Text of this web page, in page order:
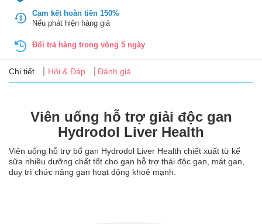
nhà
Tin
Cam kết hoàn tiền 150%
Nếu phát hiện hàng giả
Đổi trả hàng trong vòng 5 ngày
Chi tiết Hỏi & Đáp Đánh giá
Viên uống hỗ trợ giải độc gan
Hydrodol Liver Health
Viên uống hỗ trợ bổ gan Hydrodol Liver Health chiết xuất từ kế
sữa nhiều dưỡng chất tốt cho gan hỗ trợ thải độc gan, mát gan,
duy trì chức năng gan hoạt động khoẻ mạnh.